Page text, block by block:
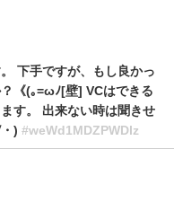
下手ですが、もし良かっ
《(｡=ωﾉ[壁] VCはできる
す。 出来ない時は聞きせ
) #weWd1MDZPWDlz